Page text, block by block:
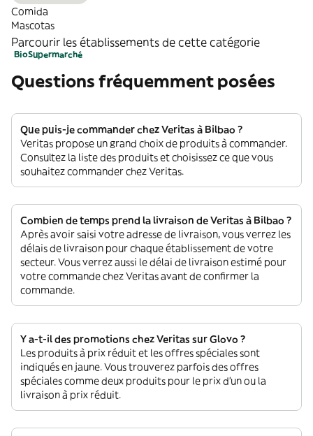
Comida
Mascotas
Parcourir les établissements de cette catégorie
BioSupermarché
Questions fréquemment posées
Que puis-je commander chez Veritas à Bilbao ?
Veritas propose un grand choix de produits à commander.
Consultez la liste des produits et choisissez ce que vous
souhaitez commander chez Veritas.
Combien de temps prend la livraison de Veritas à Bilbao ?
Après avoir saisi votre adresse de livraison, vous verrez les
délais de livraison pour chaque établissement de votre
secteur. Vous verrez aussi le délai de livraison estimé pour
votre commande chez Veritas avant de confirmer la
commande.
Y a-t-il des promotions chez Veritas sur Glovo ?
Les produits à prix réduit et les offres spéciales sont
indiqués en jaune. Vous trouverez parfois des offres
spéciales comme deux produits pour le prix d'un ou la
livraison à prix réduit.